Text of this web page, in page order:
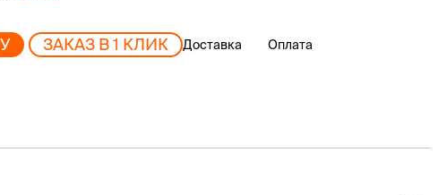
ЗАКАЗ В 1 КЛИК Доставка Оплата